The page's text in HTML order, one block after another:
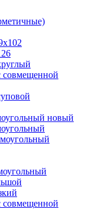
совмещенной
новый
совмещенной